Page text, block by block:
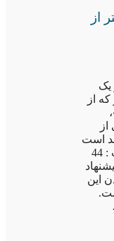
از
یک
از
است
که به خبرنگاران گفته است : 44
این